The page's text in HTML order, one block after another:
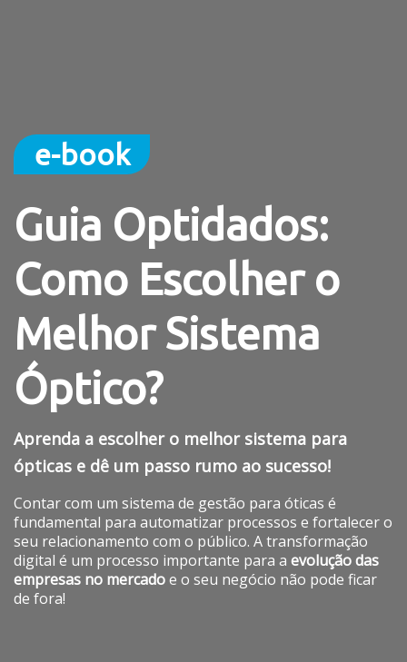
e-book
Guia Optidados:
Como Escolher o
Melhor Sistema
Óptico?
Aprenda a escolher o melhor sistema para
ópticas e dê um passo rumo ao sucesso!
Contar com um sistema de gestão para óticas é
fundamental para automatizar processos e fortalecer o
seu relacionamento com o público. A transformação
digital é um processo importante para a evolução das
empresas no mercadoe o seu negócio não pode ficar
de fora!